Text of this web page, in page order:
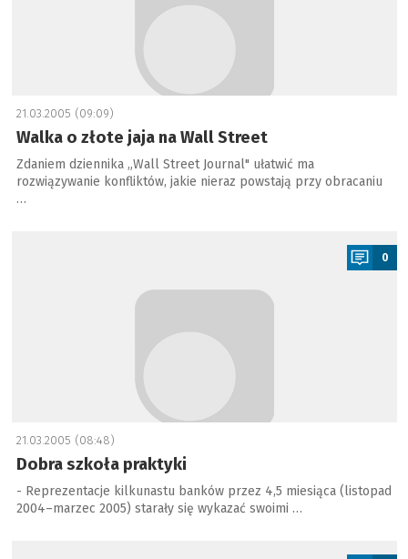
21.03.2005 (09:09)
Walka o złote jaja na Wall Street
Zdaniem dziennika „Wall Street Journal" ułatwić ma
rozwiązywanie konfliktów, jakie nieraz powstają przy obracaniu
…
0
21.03.2005 (08:48)
Dobra szkoła praktyki
- Reprezentacje kilkunastu banków przez 4,5 miesiąca (listopad
2004–marzec 2005) starały się wykazać swoimi …